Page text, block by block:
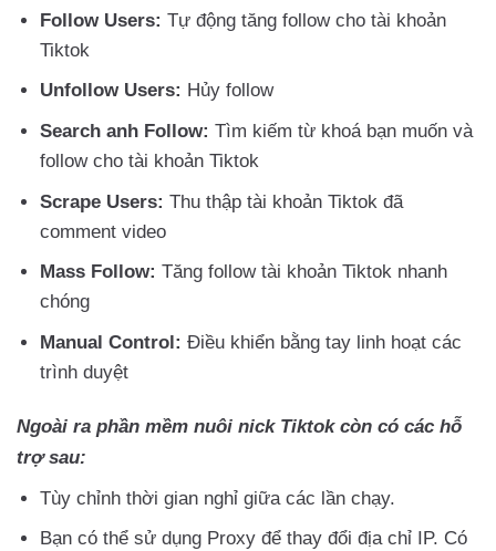
Follow Users: Tự động tăng follow cho tài khoản
Tiktok
Unfollow Users: Hủy follow
Search anh Follow: Tìm kiếm từ khoá bạn muốn và
follow cho tài khoản Tiktok
Scrape Users: Thu thập tài khoản Tiktok đã
comment video
Mass Follow: Tăng follow tài khoản Tiktok nhanh
chóng
Manual Control: Điều khiển bằng tay linh hoạt các
trình duyệt
Ngoài ra phần mềm nuôi nick Tiktok còn có các hỗ
trợ sau:
Tùy chỉnh thời gian nghỉ giữa các lần chạy.
Bạn có thể sử dụng Proxy để thay đổi địa chỉ IP. Có